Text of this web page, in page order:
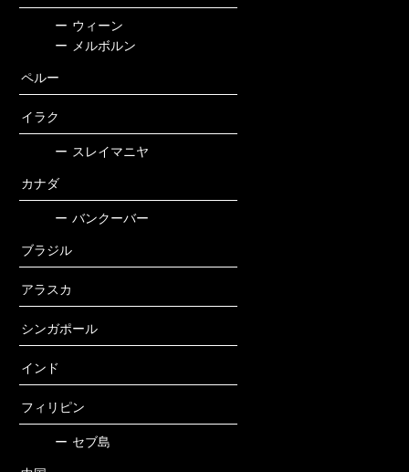
ー ウィーン
ー
メルボルン
ペルー
イラク
ー スレイマニヤ
カナダ
ー バンクーバー
ブラジル
アラスカ
シンガポール
インド
フィリピン
ー セブ島